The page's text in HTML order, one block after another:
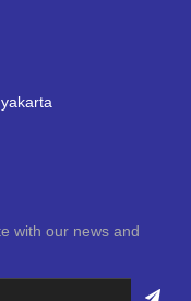
with our news and